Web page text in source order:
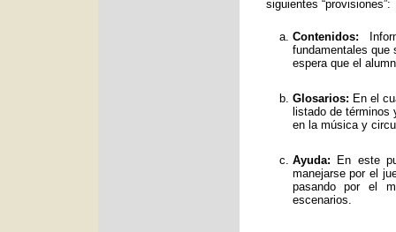
siguientes “provisiones”:
Contenidos:
fundamentales que
espera que el
Glosarios: En el
listado de
en la música y
Ayuda: En este
manejarse por el
pasando por el
escenarios.